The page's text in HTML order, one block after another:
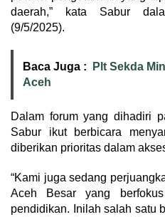
daerah,” kata Sabur
(9/5/2025).
Baca Juga :
Plt Sekda
Aceh
Dalam forum yang dihadiri
Sabur ikut berbicara
diberikan prioritas dalam
“Kami juga sedang
Aceh Besar yang
pendidikan. Inilah salah satu